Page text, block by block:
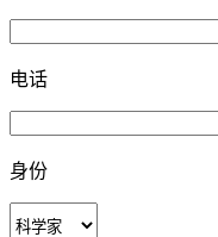
电话
身份